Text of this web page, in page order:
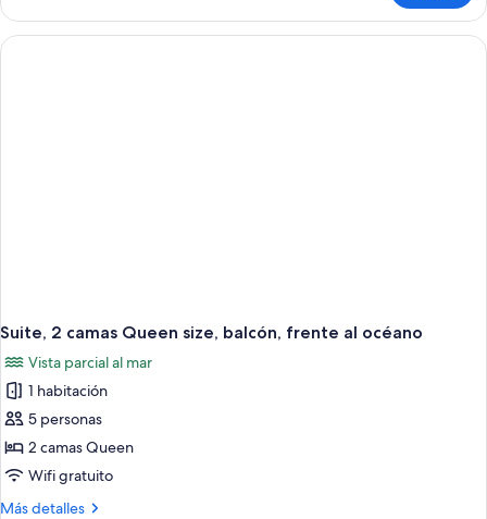
junior,
camas
Suite, 2 camas Queen size, balcón, frente al océano
Vista parcial al mar
1 habitación
5 personas
2 camas Queen
Wifi gratuito
Más detalles
Más